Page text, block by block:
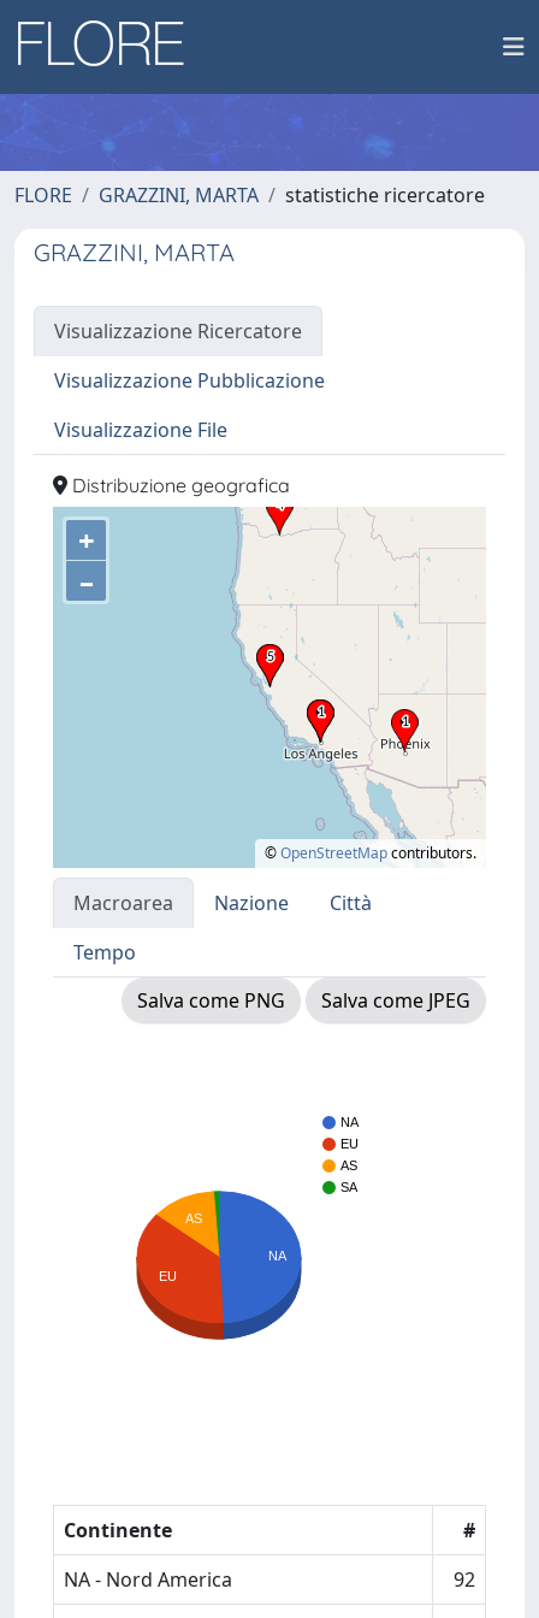
FLORE GRAZZINI, MARTA statistiche ricercatore
GRAZZINI, MARTA
Visualizzazione Ricercatore
Visualizzazione Pubblicazione
Visualizzazione File
Distribuzione geografica
+
–
©OpenStreetMapcontributors.
Macroarea Nazione
Città
Tempo
Salva come PNG
Salva come JPEG
NA
EU
AS
SA
NA
AS
EU
Continente
#
NA - Nord America
92